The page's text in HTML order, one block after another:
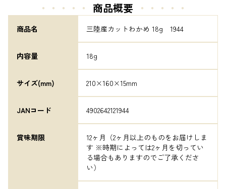
・・・・・ 商品概要 ・・・・・
商品名 三陸産カットわかめ 18g　1944
内容量 18g
サイズ(mm) 210×160×15mm
JANコード 4902642121944
賞味期限
12ヶ月（2ヶ月以上のものをお届けしま
す ※時期によっては2ヶ月を切ってい
る場合もありますのでご了承くださ
い）